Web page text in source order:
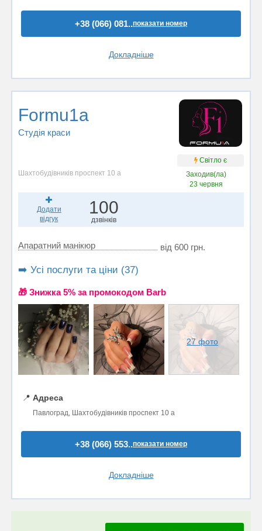
+38 (066) 081..показати номер
Докладніше
Formu1a
Студія краси
Світло є
Шахтобудівників проспект 10 а
Заходив(ла)
23 червня
Додати
відгук
100
дзвінків
Апаратний манікюр від 600 грн.
➡️ Усі послуги та ціни (37)
🎁 Знижка 5% за промокодом Barb
27 фото
📍 Адреса
Павлоград, Шахтобудівників проспект 10 а
+38 (066) 553..показати номер
Докладніше